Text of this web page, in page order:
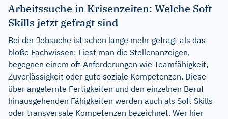
Arbeitssuche in Krisenzeiten: Welche Soft
Skills jetzt gefragt sind
Bei der Jobsuche ist schon lange mehr gefragt als das
bloße Fachwissen: Liest man die Stellenanzeigen,
begegnen einem oft Anforderungen wie Teamfähigkeit,
Zuverlässigkeit oder gute soziale Kompetenzen. Diese
über angelernte Fertigkeiten und den einzelnen Beruf
hinausgehenden Fähigkeiten werden auch als Soft Skills
oder transversale Kompetenzen bezeichnet. Wer hier